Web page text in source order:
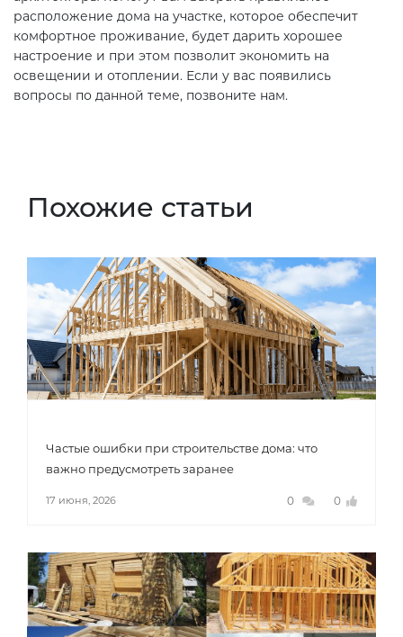
расположение дома на участке, которое обеспечит
комфортное проживание, будет дарить хорошее
настроение и при этом позволит экономить на
освещении и отоплении. Если у вас появились
вопросы по данной теме, позвоните нам.
Похожие статьи
Частые ошибки при строительстве дома: что
важно предусмотреть заранее
17 июня, 2026 0 0